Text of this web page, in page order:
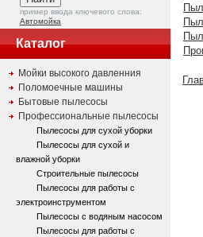
пример ввода ключевого слова:
Автомойка
Каталог
Мойки высокого давленния
Поломоечные машины
Бытовые пылесосы
Профессиональные пылесосы
Пылесосы для сухой уборки
Пылесосы для сухой и
влажной уборки
Строительные пылесосы
Пылесосы для работы с
электроинструментом
Пылесосы с водяным насосом
Пылесосы для работы с